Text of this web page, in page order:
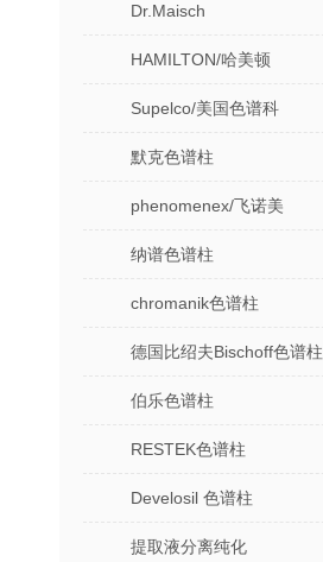
Dr.Maisch
HAMILTON/哈美顿
Supelco/美国色谱科
默克色谱柱
phenomenex/飞诺美
纳谱色谱柱
chromanik色谱柱
德国比绍夫Bischoff色谱柱
伯乐色谱柱
RESTEK色谱柱
Develosil 色谱柱
提取液分离纯化